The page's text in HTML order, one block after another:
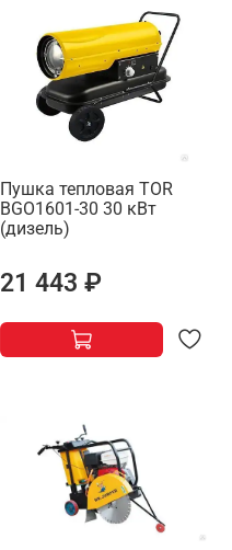
Пушка тепловая TOR
BGO1601-30 30 кВт
(дизель)
21 443 ₽